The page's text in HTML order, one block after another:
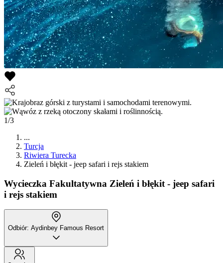
1/3
...
Turcja
Riwiera Turecka
Zieleń i błękit - jeep safari i rejs stakiem
Wycieczka Fakultatywna Zieleń i błękit - jeep safari
i rejs stakiem
Odbiór: Aydinbey Famous Resort